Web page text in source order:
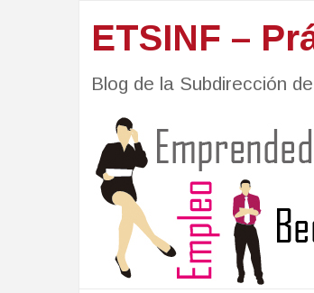
ETSINF –
Blog de la Subdirección